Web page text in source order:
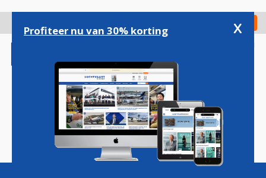
gaan
Check in
Magazine Podcasts Vacatures
Profiteer nu van 30% korting x